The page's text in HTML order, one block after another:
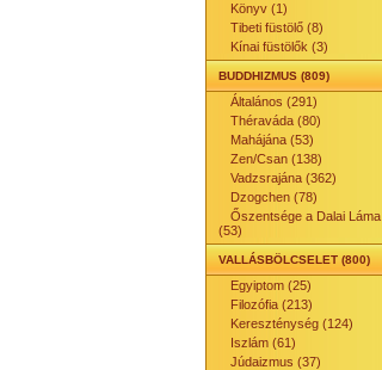
Könyv (1)
Tibeti füstölő (8)
Kínai füstölők (3)
BUDDHIZMUS (809)
Általános (291)
Théraváda (80)
Mahájána (53)
Zen/Csan (138)
Vadzsrajána (362)
Dzogchen (78)
Őszentsége a Dalai Láma
(53)
VALLÁSBÖLCSELET (800)
Egyiptom (25)
Filozófia (213)
Kereszténység (124)
Iszlám (61)
Júdaizmus (37)